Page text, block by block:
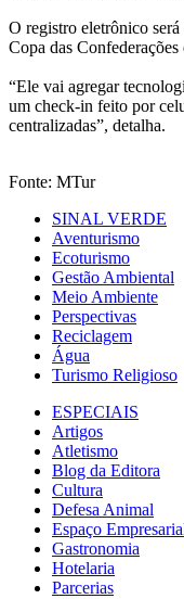
O registro eletrônico
Copa das
“Ele vai agregar
um check-in feito por
centralizadas”, detalha.
Fonte: MTur
SINAL VERDE
Aventurismo
Ecoturismo
Gestão Ambiental
Meio Ambiente
Perspectivas
Reciclagem
Água
Turismo Religioso
ESPECIAIS
Artigos
Atletismo
Blog da Editora
Cultura
Defesa Animal
Espaço
Gastronomia
Hotelaria
Parcerias